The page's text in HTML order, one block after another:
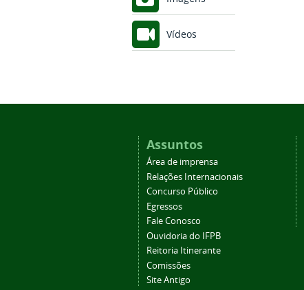
Vídeos
Assuntos
Área de imprensa
Relações Internacionais
Concurso Público
Egressos
Fale Conosco
Ouvidoria do IFPB
Reitoria Itinerante
Comissões
Site Antigo